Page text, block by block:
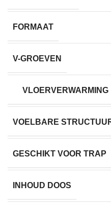
FORMAAT
V-GROEVEN
VLOERVERWARMING
VOELBARE
GESCHIKT VOOR TRAP
INHOUD DOOS